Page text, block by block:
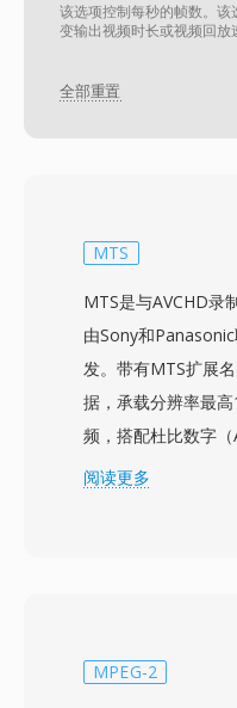
该选项控制每秒的帧数。
变输出视频时长或视频回放
全部重置
MTS
MTS是与AVCHD录
由Sony和
发。带有MTS扩展
据，承载分辨率最
频，搭配杜比数字
名称用于从录制介质
索引和播放列表文件
阅读更多
MPEG-2